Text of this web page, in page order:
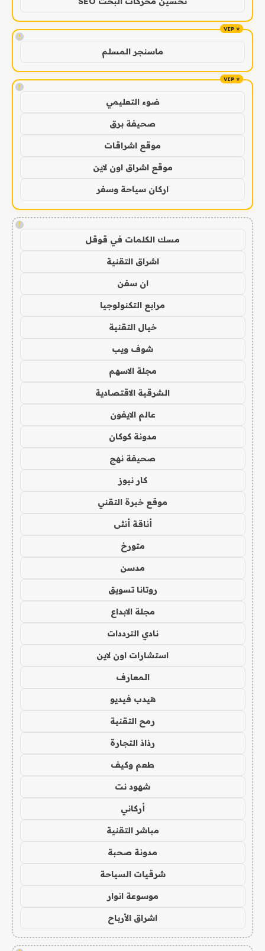
!
ماسنجر المسلم
!
ضوء التعليمي
صحيفة برق
موقع اشراقات
موقع اشراق اون لاين
اركان سياحة وسفر
!
مسك الكلمات في قوقل
اشراق التقنية
ان سفن
مرابع التكنولوجيا
خيال التقنية
شوف ويب
مجلة الاسهم
الشرقية الاقتصادية
عالم الايفون
مدونة كوكان
صحيفة نهج
كار نيوز
موقع خبرة التقني
أناقة أنثى
متورخ
مدسن
روتانا تسويق
مجلة الابداع
نادي الترددات
استشارات اون لاين
المعارف
هيدب فيديو
رمح التقنية
رذاذ التجارة
طعم وكيف
شهود نت
أركاني
مباشر التقنية
مدونة صحبة
شرقيات السياحة
موسوعة انوار
اشراق الأرباح